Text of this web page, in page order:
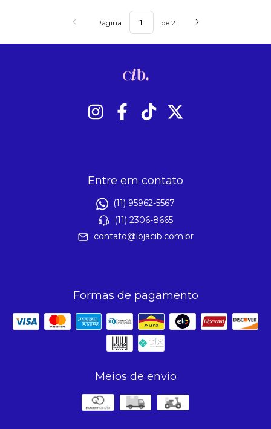
Página de 2
Entre em contato
(11) 95962-5567
(11) 2306-8665
contato@lojacib.com.br
Formas de pagamento
Meios de envio